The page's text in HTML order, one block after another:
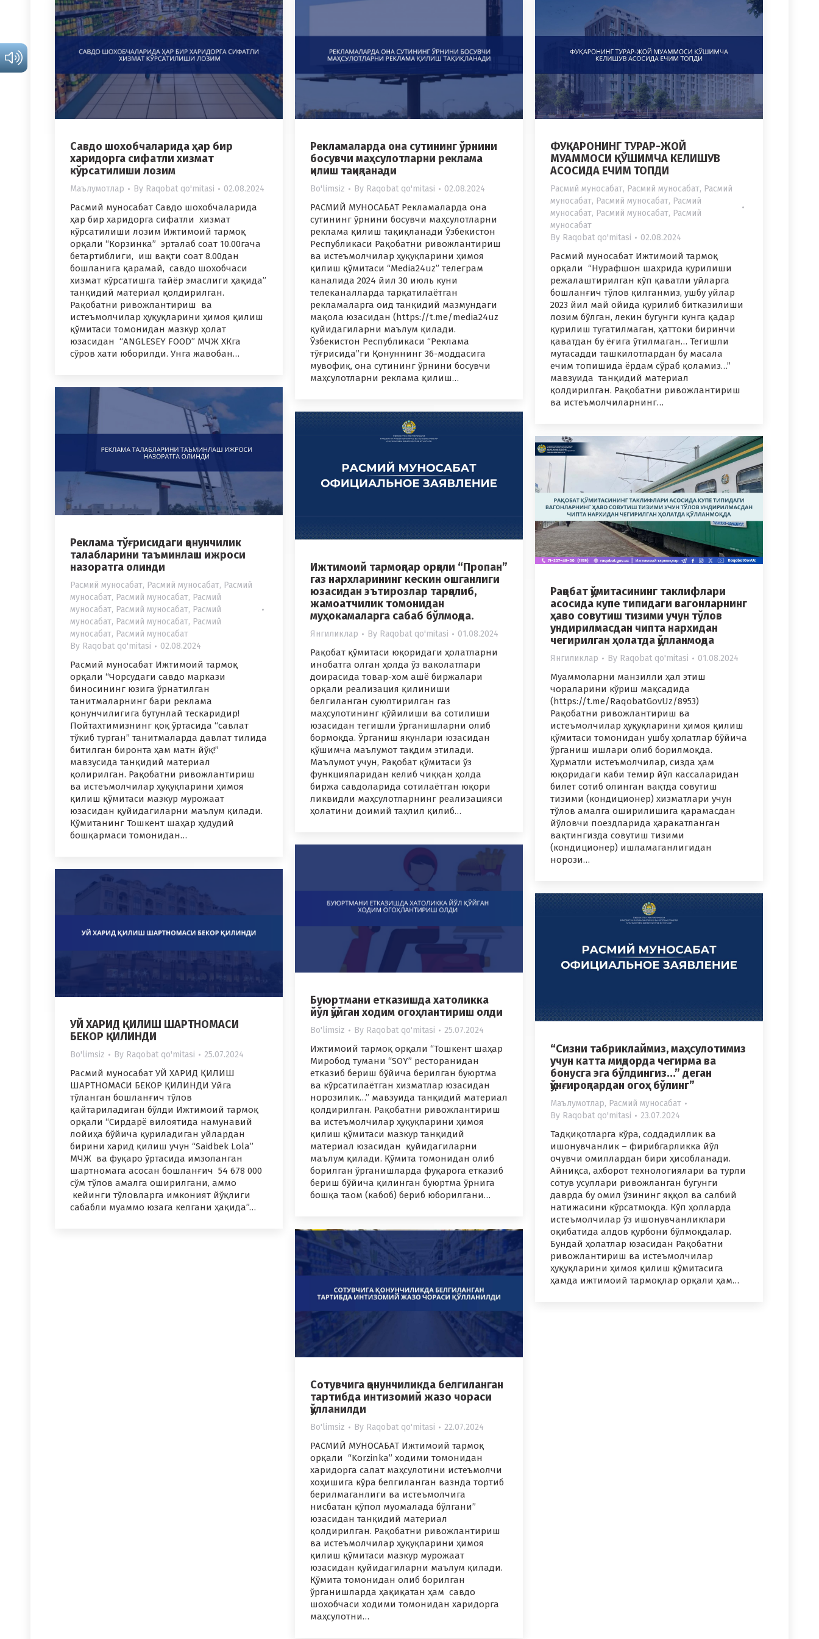
Савдо шохобчаларида ҳар бир
харидорга сифатли хизмат
кўрсатилиши лозим
Маълумотлар By Raqobat qo'mitasi 02.08.2024
Расмий муносабат Савдо шохобчаларида
ҳар бир харидорга сифатли хизмат
кўрсатилиши лозим Ижтимоий тармоқ
орқали “Корзинка” эрталаб соат 10.00гача
бетартиблиги, иш вақти соат 8.00дан
бошланига қарамай, савдо шохобчаси
хизмат кўрсатишга тайёр эмаслиги ҳақида”
танқидий материал қолдирилган.
Рақобатни ривожлантириш ва
истеъмолчилар ҳуқуқларини ҳимоя қилиш
қўмитаси томонидан мазкур ҳолат
юзасидан “ANGLESEY FOOD” МЧЖ ХКга
сўров хати юборилди. Унга жавобан…
Рекламаларда она сутининг ўрнини
босувчи маҳсулотларни реклама
қилиш тақиқланади
Bo'limsiz By Raqobat qo'mitasi 02.08.2024
РАСМИЙ МУНОСАБАТ Рекламаларда она
сутининг ўрнини босувчи маҳсулотларни
реклама қилиш тақиқланади Ўзбекистон
Республикаси Рақобатни ривожлантириш
ва истеъмолчилар ҳуқуқларини ҳимоя
қилиш қўмитаси “Media24uz” телеграм
каналида 2024 йил 30 июль куни
телеканалларда тарқатилаётган
рекламаларга оид танқидий мазмундаги
мақола юзасидан (https://t.me/media24uz
қуйидагиларни маълум қилади.
Ўзбекистон Республикаси “Реклама
тўғрисида”ги Қонуннинг 36-моддасига
мувофиқ, она сутининг ўрнини босувчи
маҳсулотларни реклама қилиш…
ФУҚАРОНИНГ ТУРАР-ЖОЙ
МУАММОСИ ҚЎШИМЧА КЕЛИШУВ
АСОСИДА ЕЧИМ ТОПДИ
Расмий муносабат, Расмий муносабат, Расмий
муносабат, Расмий муносабат, Расмий
муносабат, Расмий муносабат, Расмий
муносабат
By Raqobat qo'mitasi 02.08.2024
Расмий муносабат Ижтимоий тармоқ
орқали “Нурафшон шахрида қурилиши
режалаштирилган кўп қаватли уйларга
бошланғич тўлов қилганмиз, ушбу уйлар
2023 йил май ойида қурилиб битказилиши
лозим бўлган, лекин бугунги кунга қадар
қурилиш тугатилмаган, ҳаттоки биринчи
қаватдан бу ёғига ўтилмаган… Тегишли
мутасадди ташкилотлардан бу масала
ечим топишида ёрдам сўраб қоламиз…”
мавзуида танқидий материал
қолдирилган. Рақобатни ривожлантириш
ва истеъмолчиларнинг…
Реклама тўғрисидаги қонунчилик
талабларини таъминлаш ижроси
назоратга олинди
Расмий муносабат, Расмий муносабат, Расмий
муносабат, Расмий муносабат, Расмий
муносабат, Расмий муносабат, Расмий
муносабат, Расмий муносабат, Расмий
муносабат, Расмий муносабат
By Raqobat qo'mitasi 02.08.2024
Расмий муносабат Ижтимоий тармоқ
орқали “Чорсудаги савдо маркази
биносининг юзига ўрнатилган
танитмаларнинг бари реклама
қонунчилигига бутунлай тескаридир!
Пойтахтимизнинг қоқ ўртасида “савлат
тўкиб турган” танитмаларда давлат тилида
битилган биронта ҳам матн йўқ!”
мавзусида танқидий материал
қолирилган. Рақобатни ривожлантириш
ва истеъмолчилар ҳуқуқларини ҳимоя
қилиш қўмитаси мазкур мурожаат
юзасидан қуйидагиларни маълум қилади.
Қўмитанинг Тошкент шаҳар ҳудудий
бошқармаси томонидан…
Ижтимоий тармоқлар орқали “Пропан”
газ нархларининг кескин ошганлиги
юзасидан эътирозлар тарқалиб,
жамоатчилик томонидан
муҳокамаларга сабаб бўлмоқда.
Янгиликлар By Raqobat qo'mitasi 01.08.2024
Рақобат қўмитаси юқоридаги ҳолатларни
инобатга олган ҳолда ўз ваколатлари
доирасида товар-хом ашё биржалари
орқали реализация қилиниши
белгиланган суюлтирилган газ
маҳсулотининг қўйилиши ва сотилиши
юзасидан тегишли ўрганишларни олиб
бормоқда. Ўрганиш якунлари юзасидан
қўшимча маълумот тақдим этилади.
Маълумот учун, Рақобат қўмитаси ўз
функцияларидан келиб чиққан ҳолда
биржа савдоларида сотилаётган юқори
ликвидли маҳсулотларнинг реализацияси
ҳолатини доимий таҳлил қилиб…
Рақобат қўмитасининг таклифлари
асосида купе типидаги вагонларнинг
ҳаво совутиш тизими учун тўлов
ундирилмасдан чипта нархидан
чегирилган ҳолатда қўлланмоқда
Янгиликлар By Raqobat qo'mitasi 01.08.2024
Муаммоларни манзилли ҳал этиш
чораларини кўриш мақсадида
(https://t.me/RaqobatGovUz/8953)
Рақобатни ривожлантириш ва
истеъмолчилар ҳуқуқларини ҳимоя қилиш
қўмитаси томонидан ушбу ҳолатлар бўйича
ўрганиш ишлари олиб борилмоқда.
Ҳурматли истеъмолчилар, сизда ҳам
юқоридаги каби темир йўл кассаларидан
билет сотиб олинган вақтда совутиш
тизими (кондиционер) хизматлари учун
тўлов амалга оширилишига қарамасдан
йўловчи поездларида ҳаракатланган
вақтингизда совутиш тизими
(кондиционер) ишламаганлигидан
норози…
Буюртмани етказишда хатоликка
йўл қўйган ходим огоҳлантириш олди
Bo'limsiz By Raqobat qo'mitasi 25.07.2024
Ижтимоий тармоқ орқали “Тошкент шаҳар
Миробод тумани “SOY” ресторанидан
етказиб бериш бўйича берилган буюртма
ва кўрсатилаётган хизматлар юзасидан
норозилик…” мавзуида танқидий материал
қолдирилган. Рақобатни ривожлантириш
ва истеъмолчилар ҳуқуқларини ҳимоя
қилиш қўмитаси мазкур танқидий
материал юзасидан қуйидагиларни
маълум қилади. Қўмита томонидан олиб
борилган ўрганишларда фуқарога етказиб
бериш бўйича қилинган буюртма ўрнига
бошқа таом (кабоб) бериб юборилгани…
УЙ ХАРИД ҚИЛИШ ШАРТНОМАСИ
БЕКОР ҚИЛИНДИ
Bo'limsiz By Raqobat qo'mitasi 25.07.2024
Расмий муносабат УЙ ХАРИД ҚИЛИШ
ШАРТНОМАСИ БЕКОР ҚИЛИНДИ Уйга
тўланган бошланғич тўлов
қайтариладиган бўлди Ижтимоий тармоқ
орқали “Сирдарё вилоятида намунавий
лойиҳа бўйича қуриладиган уйлардан
бирини харид қилиш учун “Saidbek Lola”
МЧЖ ва фуқаро ўртасида имзоланган
шартномага асосан бошланғич 54 678 000
сўм тўлов амалга оширилгани, аммо
кейинги тўловларга имконият йўқлиги
сабабли муаммо юзага келгани ҳақида”…
“Сизни табриклаймиз, маҳсулотимиз
учун катта миқдорда чегирма ва
бонусга эга бўлдингиз…” деган
қўнғироқлардан огоҳ бўлинг”
Маълумотлар, Расмий муносабат
By Raqobat qo'mitasi 23.07.2024
Тадқиқотларга кўра, соддадиллик ва
ишонувчанлик – фирибгарликка йўл
очувчи омиллардан бири ҳисобланади.
Айниқса, ахборот технологиялари ва турли
сотув усуллари ривожланган бугунги
даврда бу омил ўзининг яққол ва салбий
натижасини кўрсатмоқда. Кўп ҳолларда
истеъмолчилар ўз ишонувчанликлари
оқибатида алдов қурбони бўлмоқдалар.
Бундай ҳолатлар юзасидан Рақобатни
ривожлантириш ва истеъмолчилар
ҳуқуқларини ҳимоя қилиш қўмитасига
ҳамда ижтимоий тармоқлар орқали ҳам…
Сотувчига қонунчиликда белгиланган
тартибда интизомий жазо чораси
қўлланилди
Bo'limsiz By Raqobat qo'mitasi 22.07.2024
РАСМИЙ МУНОСАБАТ Ижтимоий тармоқ
орқали “Korzinka” ходими томонидан
харидорга салат маҳсулотини истеъмолчи
хоҳишига кўра белгиланган вазнда тортиб
берилмаганлиги ва истеъмолчига
нисбатан қўпол муомалада бўлгани”
юзасидан танқидий материал
қолдирилган. Рақобатни ривожлантириш
ва истеъмолчилар ҳуқуқларини ҳимоя
қилиш қўмитаси мазкур мурожаат
юзасидан қуйидагиларни маълум қилади.
Қўмита томонидан олиб борилган
ўрганишларда ҳақиқатан ҳам савдо
шоxобчаси ходими томонидан харидорга
маҳсулотни…